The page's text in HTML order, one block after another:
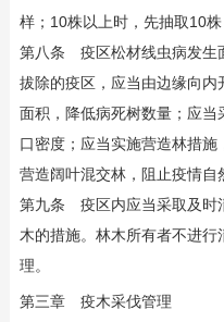
样；10株以上时，先抽取10株
第八条 疫区松材线虫病发生
拔除的疫区，应当由边缘向
面积，降低病死树数量；应当
口密度；应当实施营造林措施
营造阔叶混交林，阻止疫情自
第九条 疫区内应当采取及时
木的措施。林木所有者不进
理。
第三章 疫木采伐管理